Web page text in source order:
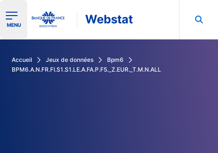
Ouvrir le menu de navigation
MENU Webstat
Accueil Jeux de données
Bpm6
BPM6.A.N.FR.FI.S1.S1.LE.A.FA.P.F5._Z.EUR._T.M.N.ALL